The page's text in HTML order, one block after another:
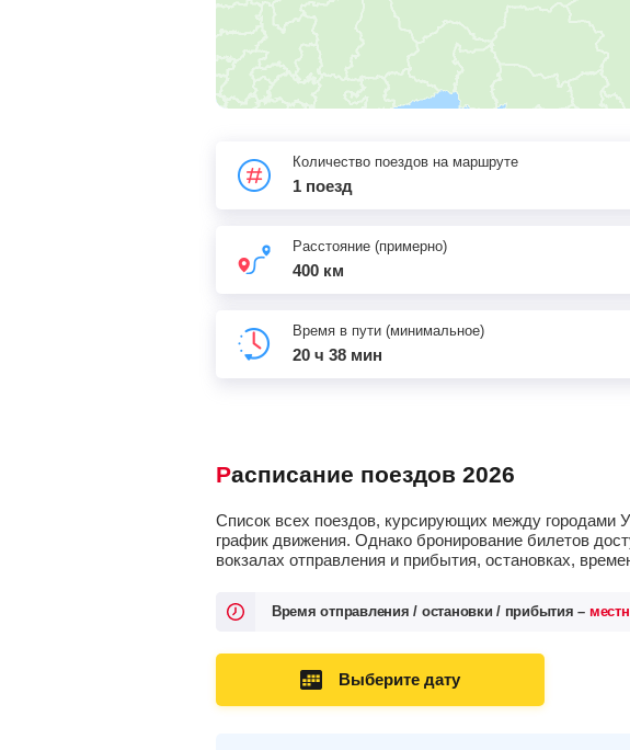
Количество поездов на маршруте
1 поезд
Расстояние (примерно)
400 км
Время в пути (минимальное)
20 ч 38 мин
Расписание поездов 2026
Список всех поездов, курсирующих между городами
график движения. Однако бронирование билетов
вокзалах отправления и прибытия, остановках,
Время отправления / остановки / прибытия –
Выберите дату